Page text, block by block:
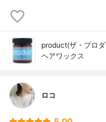
product(ザ・プロ
ヘアワックス
ロコ